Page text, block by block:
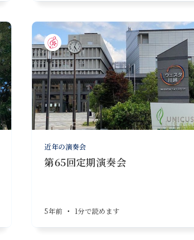
近年の演奏会
第65回定期演奏会
5年前 • 1分で読めます